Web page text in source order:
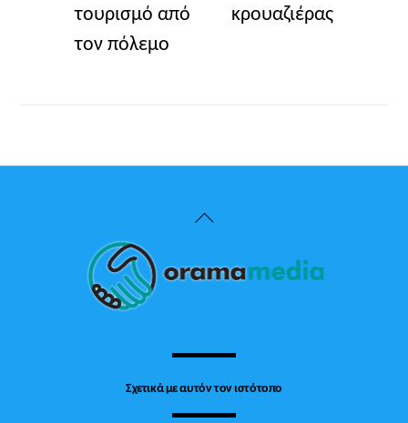
τουρισμό από
τον πόλεμο
κρουαζιέρας
Back
Top
Σχετικά με αυτόν τον ιστότοπο